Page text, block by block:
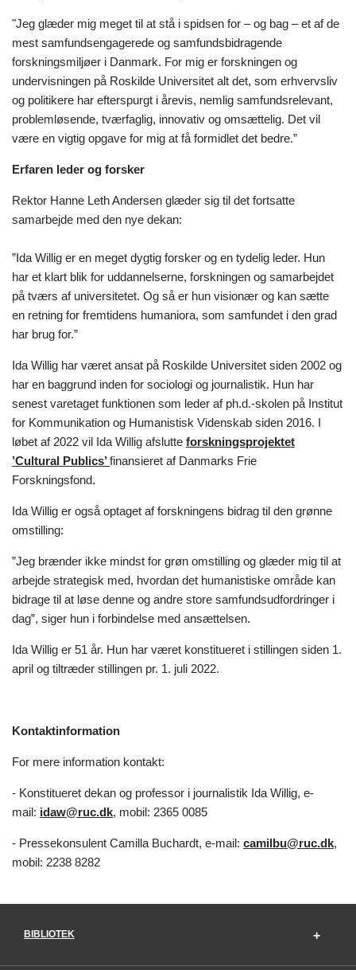
"Jeg glæder mig meget til at stå i spidsen for – og bag – et af de
mest samfundsengagerede og samfundsbidragende
forskningsmiljøer i Danmark. For mig er forskningen og
undervisningen på Roskilde Universitet alt det, som erhvervsliv
og politikere har efterspurgt i årevis, nemlig samfundsrelevant,
problemløsende, tværfaglig, innovativ og omsættelig. Det vil
være en vigtig opgave for mig at få formidlet det bedre.”
Erfaren leder og forsker
Rektor Hanne Leth Andersen glæder sig til det fortsatte
samarbejde med den nye dekan:
”Ida Willig er en meget dygtig forsker og en tydelig leder. Hun
har et klart blik for uddannelserne, forskningen og samarbejdet
på tværs af universitetet. Og så er hun visionær og kan sætte
en retning for fremtidens humaniora, som samfundet i den grad
har brug for.”
Ida Willig har været ansat på Roskilde Universitet siden 2002 og
har en baggrund inden for sociologi og journalistik. Hun har
senest varetaget funktionen som leder af ph.d.-skolen på Institut
for Kommunikation og Humanistisk Videnskab siden 2016. I
løbet af 2022 vil Ida Willig afslutte forskningsprojektet
’Cultural Publics’finansieret af Danmarks Frie
Forskningsfond.
Ida Willig er også optaget af forskningens bidrag til den grønne
omstilling:
”Jeg brænder ikke mindst for grøn omstilling og glæder mig til at
arbejde strategisk med, hvordan det humanistiske område kan
bidrage til at løse denne og andre store samfundsudfordringer i
dag”, siger hun i forbindelse med ansættelsen.
Ida Willig er 51 år. Hun har været konstitueret i stillingen siden 1.
april og tiltræder stillingen pr. 1. juli 2022.
Kontaktinformation
For mere information kontakt:
- Konstitueret dekan og professor i journalistik Ida Willig, e-
mail: idaw@ruc.dk, mobil: 2365 0085
- Pressekonsulent Camilla Buchardt, e-mail: camilbu@ruc.dk,
mobil: 2238 8282
BIBLIOTEK